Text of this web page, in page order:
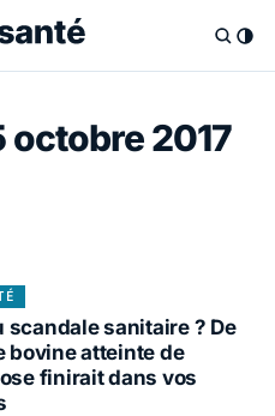
octobre 2017
scandale sanitaire ? De
bovine atteinte de
finirait dans vos